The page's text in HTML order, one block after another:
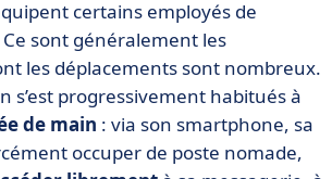
certains employés de
sont généralement les
les déplacements sont nombreux.
s’est progressivement habitués à
de main : via son smartphone, sa
occuper de poste nomade,